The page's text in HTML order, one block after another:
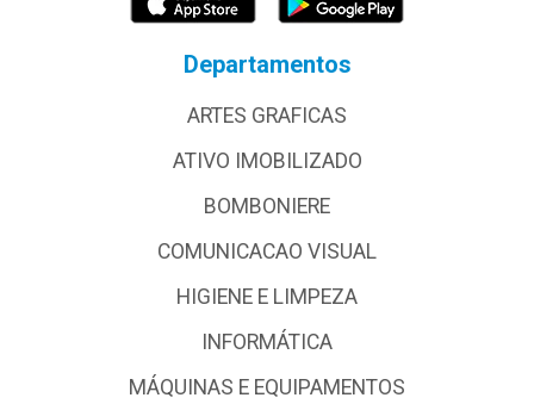
Departamentos
ARTES GRAFICAS
ATIVO IMOBILIZADO
BOMBONIERE
COMUNICACAO VISUAL
HIGIENE E LIMPEZA
INFORMÁTICA
MÁQUINAS E EQUIPAMENTOS